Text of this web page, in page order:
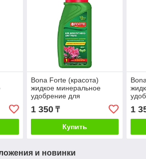
Bona Forte (красота)
жидкое минеральное
удобрение для
декоративно - цветущих
растений, 285мл
1 350₸
Купить
1
и новинки